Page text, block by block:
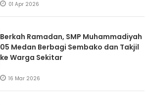
01 Apr 2026
Berkah Ramadan, SMP Muhammadiyah
05 Medan Berbagi Sembako dan Takjil
ke Warga Sekitar
16 Mar 2026